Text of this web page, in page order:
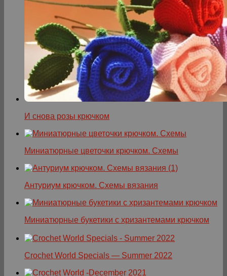
И снова розы крючком
Миниатюрные цветочки крючком. Схемы
Антуриум крючком. Схемы вязания
Миниатюрные букетики с хризантемами крючком
Crochet World Specials — Summer 2022